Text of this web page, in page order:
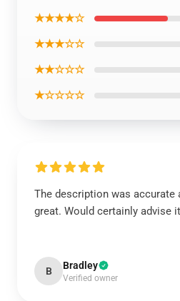
★★★★☆
★★★☆☆
★★☆☆☆
★☆☆☆☆
The description was accurate
great. Would certainly advise
B Bradley
Verified owner